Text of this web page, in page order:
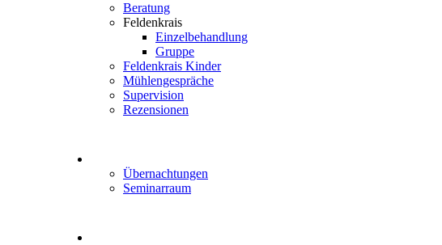
Beratung
Feldenkrais
Einzelbehandlung
Gruppe
Feldenkrais Kinder
Mühlengespräche
Supervision
Rezensionen
Übernachtungen
Seminarraum